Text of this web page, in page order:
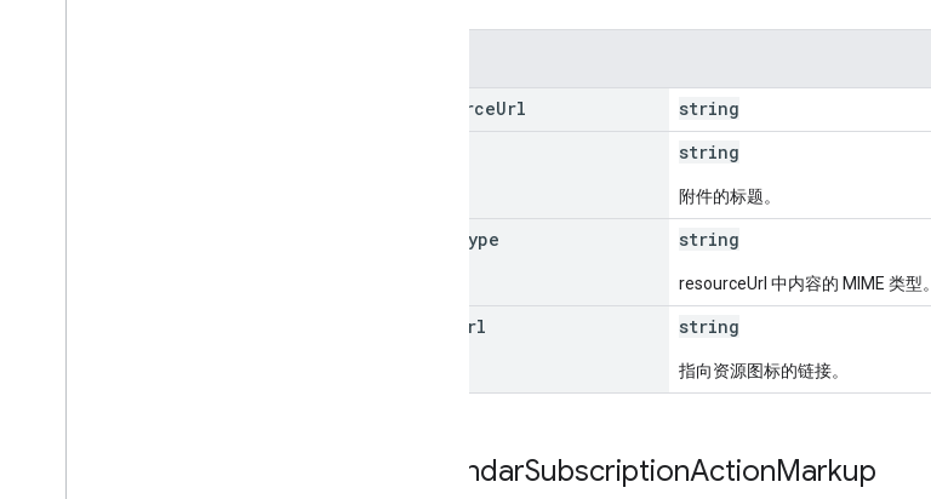
resourceUrl
string
string
附件的标题。
Type string
resourceUrl 中内容的 MIME 类型。
Url string
指向资源图标的链接。
CalendarSubscriptionActionMarkup